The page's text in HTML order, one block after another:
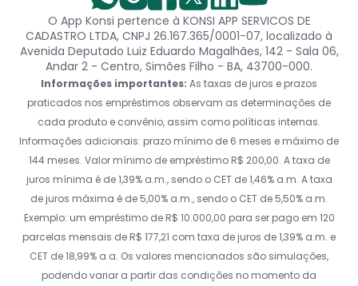
O App Konsi pertence à KONSI APP SERVICOS DE
CADASTRO LTDA, CNPJ 26.167.365/0001-07, localizado à
Avenida Deputado Luiz Eduardo Magalhães, 142 - Sala 06,
Andar 2 - Centro, Simões Filho - BA, 43700-000.
Informações importantes: As taxas de juros e prazos
praticados nos empréstimos observam as determinações de
cada produto e convênio, assim como políticas internas.
Informações adicionais: prazo mínimo de 6 meses e máximo de
144 meses. Valor mínimo de empréstimo R$ 200,00. A taxa de
juros mínima é de 1,39% a.m., sendo o CET de 1,46% a.m. A taxa
de juros máxima é de 5,00% a.m., sendo o CET de 5,50% a.m.
Exemplo: um empréstimo de R$ 10.000,00 para ser pago em 120
parcelas mensais de R$ 177,21 com taxa de juros de 1,39% a.m. e
CET de 18,99% a.a. Os valores mencionados são simulações,
podendo variar a partir das condições no momento da